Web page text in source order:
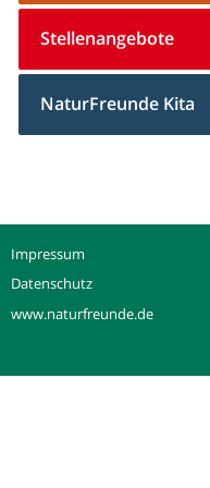
Stellenangebote
NaturFreunde Kita
Impressum
Datenschutz
www.naturfreunde.de